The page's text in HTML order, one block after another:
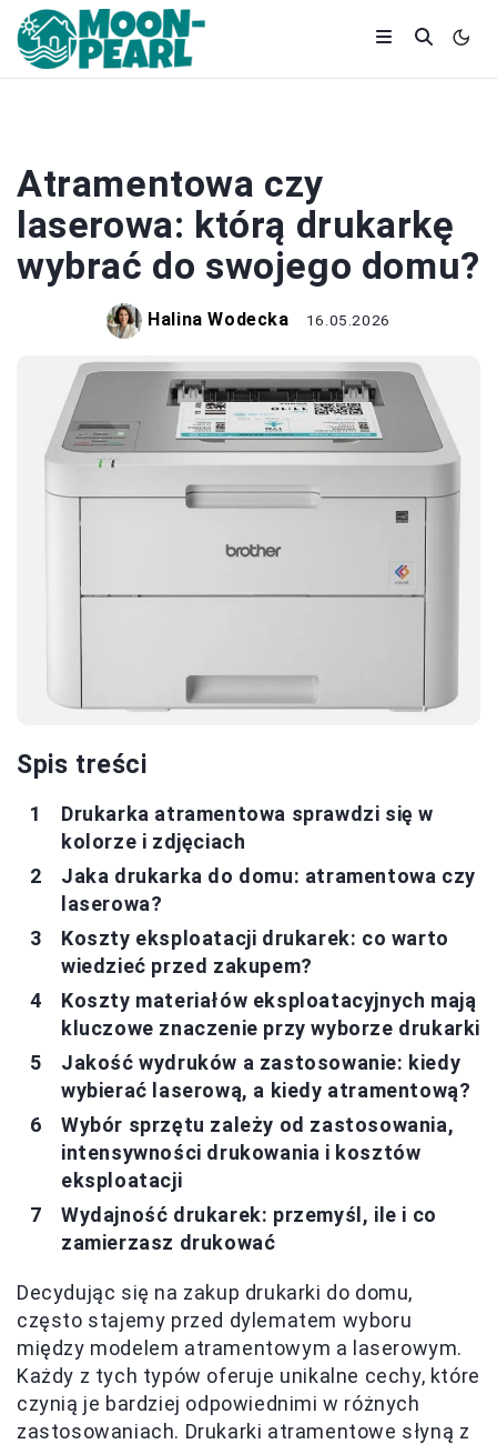
Atramentowa czy
laserowa: którą drukarkę
wybrać do swojego domu?
Halina Wodecka 16.05.2026
Spis treści
Drukarka atramentowa sprawdzi się w
kolorze i zdjęciach
Jaka drukarka do domu: atramentowa czy
laserowa?
Koszty eksploatacji drukarek: co warto
wiedzieć przed zakupem?
Koszty materiałów eksploatacyjnych mają
kluczowe znaczenie przy wyborze drukarki
Jakość wydruków a zastosowanie: kiedy
wybierać laserową, a kiedy atramentową?
Wybór sprzętu zależy od zastosowania,
intensywności drukowania i kosztów
eksploatacji
Wydajność drukarek: przemyśl, ile i co
zamierzasz drukować
Decydując się na zakup drukarki do domu,
często stajemy przed dylematem wyboru
między modelem atramentowym a laserowym.
Każdy z tych typów oferuje unikalne cechy, które
czynią je bardziej odpowiednimi w różnych
zastosowaniach. Drukarki atramentowe słyną z